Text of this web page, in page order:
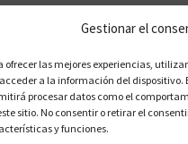
Gestionar el
ofrecer las mejores experiencias,
a la información del dispositivo.
procesar datos como el
sitio. No consentir o retirar el
y funciones.
en Linares
en Logroño